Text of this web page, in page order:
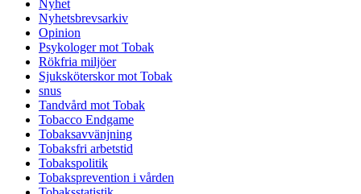
Nyhet
Nyhetsbrevsarkiv
Opinion
Psykologer mot Tobak
Rökfria miljöer
Sjuksköterskor mot Tobak
snus
Tandvård mot Tobak
Tobacco Endgame
Tobaksavvänjning
Tobaksfri arbetstid
Tobakspolitik
Tobaksprevention i vården